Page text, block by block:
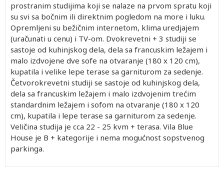
prostranim studijima koji se nalaze na prvom spratu koji
su svi sa bočnim ili direktnim pogledom na more i luku.
Opremljeni su bežičnim internetom, klima uredjajem
(uračunati u cenu) i TV-om. Dvokrevetni + 3 studiji se
sastoje od kuhinjskog dela, dela sa francuskim ležajem i
malo izdvojene dve sofe na otvaranje (180 x 120 cm),
kupatila i velike lepe terase sa garniturom za sedenje.
Četvorokrevetni studiji se sastoje od kuhinjskog dela,
dela sa francuskim ležajem i malo izdvojenim trećim
standardnim ležajem i sofom na otvaranje (180 x 120
cm), kupatila i lepe terase sa garniturom za sedenje.
Veličina studija je cca 22 - 25 kvm + terasa. Vila Blue
House je B + kategorije i nema mogućnost sopstvenog
parkinga.